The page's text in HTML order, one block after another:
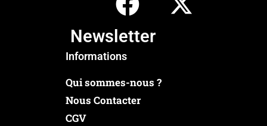
Newsletter
Informations
Qui sommes-nous ?
Nous Contacter
CGV